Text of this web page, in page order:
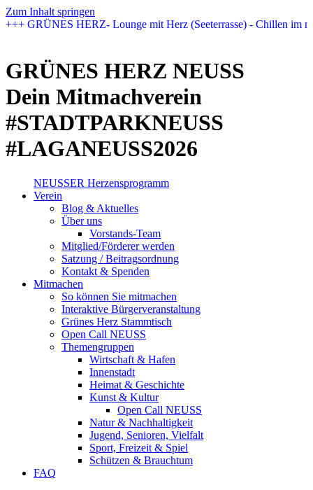
Zum Inhalt springen
+++ GRÜNES HERZ- Lounge mit Herz (Seeterrasse) - Chillen im
GRÜNES HERZ NEUSS
Dein Mitmachverein
#STADTPARKNEUSS
#LAGANEUSS2026
NEUSSER Herzensprogramm​
Verein
Blog & Aktuelles
Über uns
Vorstands-Team
Mitglied/Förderer werden
Satzung / Beitragsordnung
Kontakt & Spenden
Mitmachen
So können Sie mitmachen
Interaktive Bürgerveranstaltung
Grünes Herz Stammtisch
Open Call NEUSS
Themengruppen
Wirtschaft & Hafen
Innenstadt
Heimat & Geschichte
Kunst & Kultur
Open Call NEUSS
Natur & Nachhaltigkeit
Jugend, Senioren, Vielfalt
Sport, Freizeit & Spiel
Schützen & Brauchtum
FAQ